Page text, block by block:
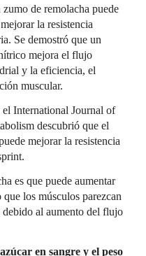
de remolacha puede
la resistencia
Se demostró que un
mejora el flujo
y la eficiencia, el
muscular.
International Journal of
descubrió que el
mejorar la resistencia
es que puede aumentar
los músculos parezcan
al aumento del flujo
en sangre y el peso